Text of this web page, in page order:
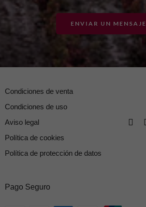
ENVIAR UN MENSAJE
Condiciones de venta
Condiciones de uso
Aviso legal
Política de cookies
Política de protección de datos
Pago Seguro